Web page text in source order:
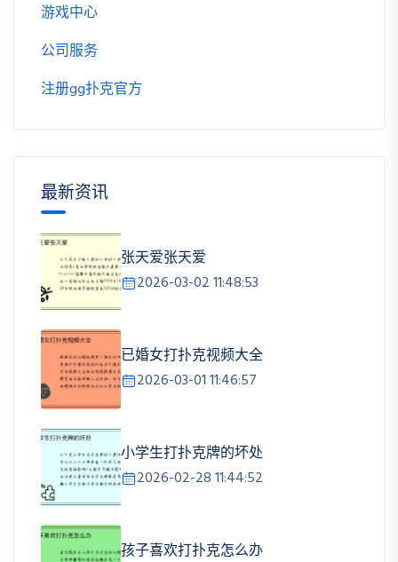
游戏中心
公司服务
注册gg扑克官方
最新资讯
张天爱张天爱
2026-03-02 11:48:53
已婚女打扑克视频大全
2026-03-01 11:46:57
小学生打扑克牌的坏处
2026-02-28 11:44:52
孩子喜欢打扑克怎么办